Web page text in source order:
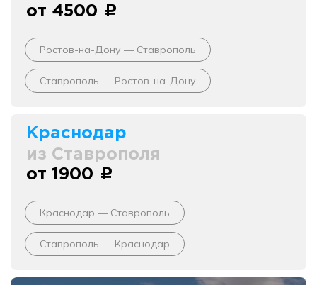
от 4500 c
Ростов-на-Дону — Ставрополь
Ставрополь — Ростов-на-Дону
Краснодар
из Ставрополя
от 1900 c
Краснодар — Ставрополь
Ставрополь — Краснодар